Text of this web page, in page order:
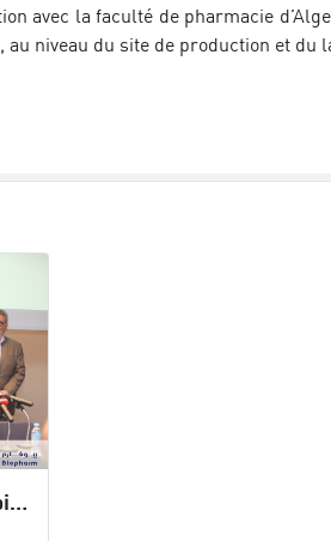
avec la faculté de pharmacie
niveau du site de production et du
« Mon médecin, c'est la piste » : Biopharm accompagne Abdelkader BENGUELLA dans son défi mondial